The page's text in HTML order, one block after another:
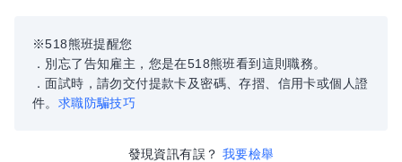
※518熊班提醒您
．別忘了告知雇主，您是在518熊班看到這則職務。
．面試時，請勿交付提款卡及密碼、存摺、信用卡或個人證
件。 求職防騙技巧
發現資訊有誤？ 我要檢舉